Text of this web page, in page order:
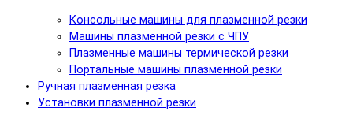
Консольные машины для плазменной резки
Машины плазменной резки с ЧПУ
Плазменные машины термической резки
Портальные машины плазменной резки
Ручная плазменная резка
Установки плазменной резки